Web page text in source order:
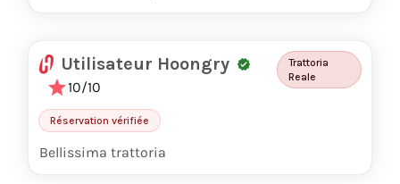
Utilisateur Hoongry
10/10
Trattoria
Reale
Réservation vérifiée
Bellissima trattoria